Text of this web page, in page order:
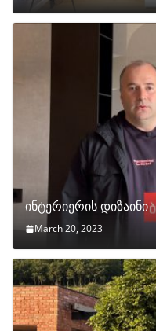
ინტერიერის დიზაინი
March 20, 2023